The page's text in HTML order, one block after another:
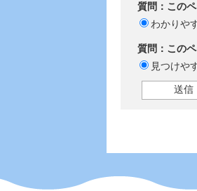
質問：この
わかりや
質問：この
見つけや